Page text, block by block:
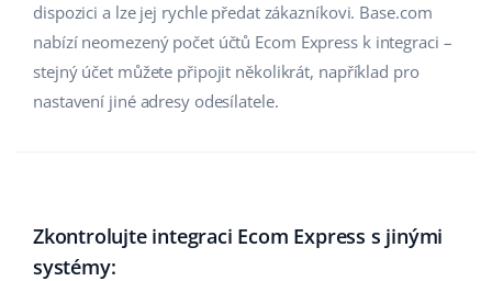
dispozici a lze jej rychle předat zákazníkovi. Base.com
nabízí neomezený počet účtů Ecom Express k integraci –
stejný účet můžete připojit několikrát, například pro
nastavení jiné adresy odesílatele.
Zkontrolujte integraci Ecom Express s jinými
systémy: